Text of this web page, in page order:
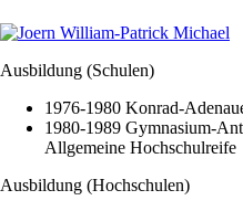
Ausbildung (Schulen)
1976-1980 Konrad-
1980-1989 Gymnasium-
Allgemeine Hochschulreife
Ausbildung (Hochschulen)